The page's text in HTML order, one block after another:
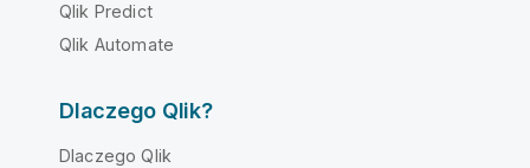
Qlik Predict
Qlik Automate
Dlaczego Qlik?
Dlaczego Qlik